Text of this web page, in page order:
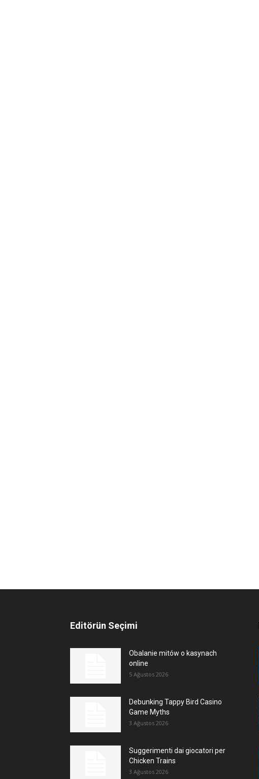
Editörün Seçimi
Obalanie mitów o kasynach
online
5 Ağustos 2026
Debunking Tappy Bird Casino
Game Myths
3 Ağustos 2026
Suggerimenti dai giocatori per
Chicken Trains
3 Ağustos 2026